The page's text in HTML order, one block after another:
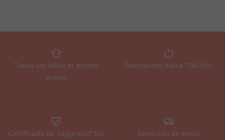
Todas las tallas el mismo
precio
Devolución hasta 100 días
Certificado de Seguridad SSL
Dirección de envío